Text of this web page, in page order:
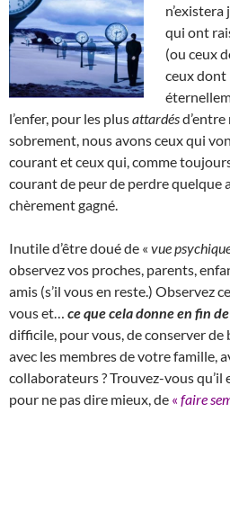
qui ont
(ou ceux
ceux dont
l’enfer, pour les plusattardés
sobrement, nous avons ceux qui
courant et ceux qui, comme
courant de peur de perdre quelque
chèrement gagné.
Inutile d’être doué de « vue
observez vos proches, parents,
amis (s’il vous en reste.) Observez
vous et… ce que cela donne en fin
difficile, pour vous, de conserver
avec les membres de votre famille,
collaborateurs ? Trouvez-vous qu’il
pour ne pas dire mieux, de « faire